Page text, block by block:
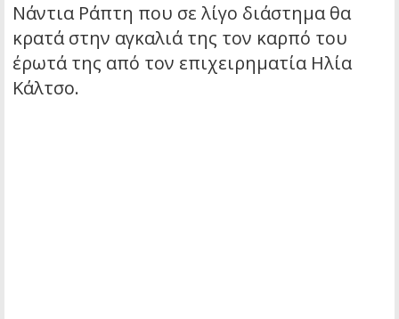
Νάντια Ράπτη που σε λίγο διάστημα θα
κρατά στην αγκαλιά της τον καρπό του
έρωτά της από τον επιχειρηματία Ηλία
Κάλτσο.